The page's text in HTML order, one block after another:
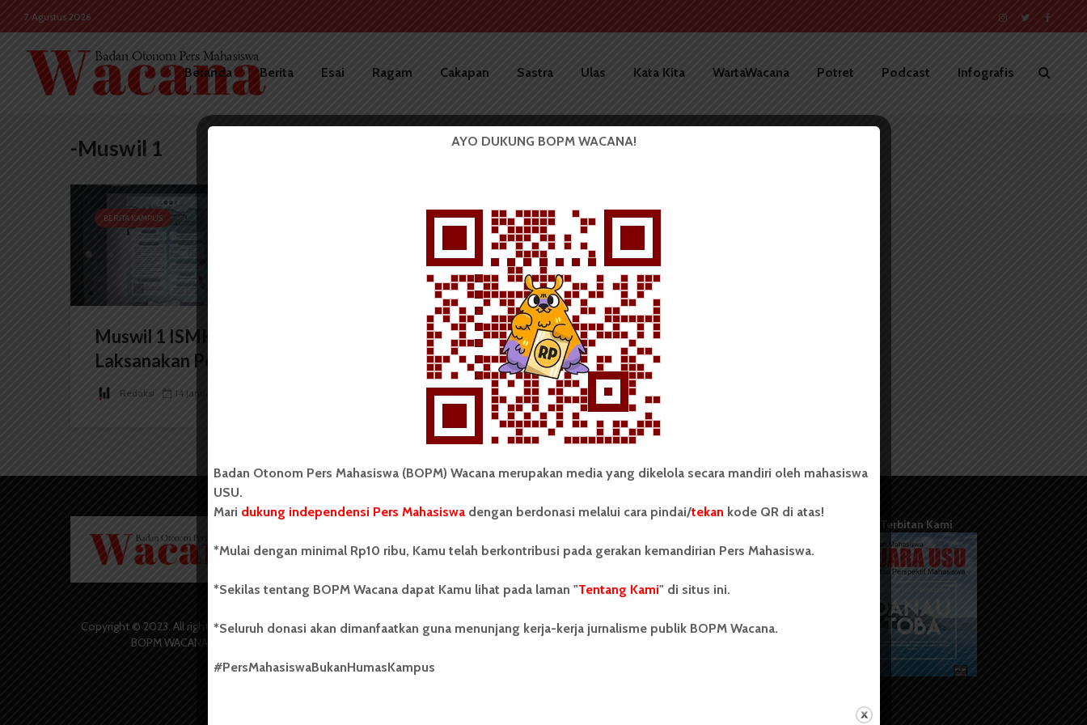
7 Agustus 2026
Beranda Berita Esai Ragam Cakapan Sastra Ulas Kata Kita WartaWacana Potret Podcast Infografis
-Muswil 1
BERITA KAMPUS
Muswil 1 ISMKMI USU 2025
Laksanakan Perlombaan...
Redaksi 14 Januari 2025
Copyright © 2023. All rights reserved
BOPM WACANA.
Badan Otonom Pers Mahasiswa (BOPM)
yang berdiri di luar kampus dan dikelola
Universitas Sumatera Utara (USU).
salah satu Unit Kegiatan Mahasiswa
(UKM) di Universitas Sumatera Utara
USU yang berdiri pada 1 Juli 1995.
Kontribusi
Info Iklan
Pedoman Media Siber
Terbitan Kami
AYO DUKUNG BOPM WACANA!
Badan Otonom Pers Mahasiswa (BOPM) Wacana merupakan media yang dikelola secara mandiri oleh mahasiswa
USU.
Mari dukung independensi Pers Mahasiswadengan berdonasi melalui cara pindai/tekan kode QR di atas!
*Mulai dengan minimal Rp10 ribu, Kamu telah berkontribusi pada gerakan kemandirian Pers Mahasiswa.
*Sekilas tentang BOPM Wacana dapat Kamu lihat pada laman "Tentang Kami" di situs ini.
*Seluruh donasi akan dimanfaatkan guna menunjang kerja-kerja jurnalisme publik BOPM Wacana.
#PersMahasiswaBukanHumasKampus